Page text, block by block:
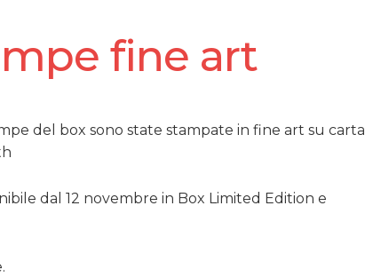
fine art
del box sono state stampate in fine art su carta
dal 12 novembre in Box Limited Edition e